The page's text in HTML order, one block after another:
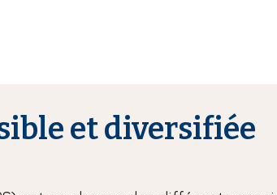
et diversifiée